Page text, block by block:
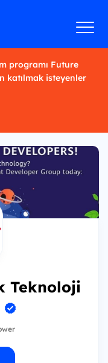
programı Future
katılmak isteyenler
Teknoloji